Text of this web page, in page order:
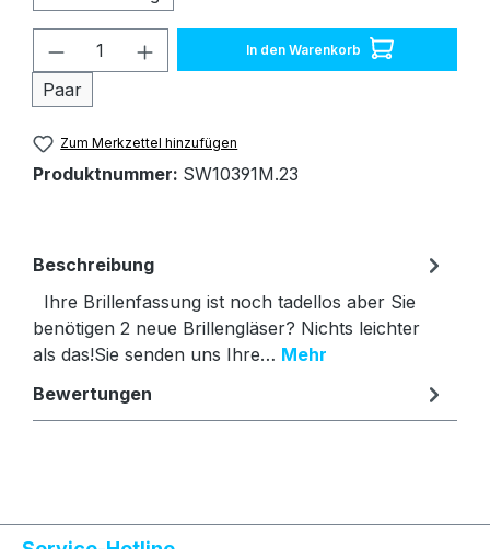
Produkt Anzahl: Gib den
Paar
In den Warenkorb
Zum Merkzettel hinzufügen
Produktnummer: SW10391M.23
Beschreibung
Ihre Brillenfassung ist noch tadellos aber Sie
benötigen 2 neue Brillengläser? Nichts leichter
als das!Sie senden uns Ihre… Mehr
Bewertungen
Text vergrößern Hochkontrastmodus